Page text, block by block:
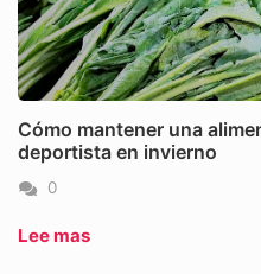
Cómo mantener una
deportista en invierno
0
Lee mas